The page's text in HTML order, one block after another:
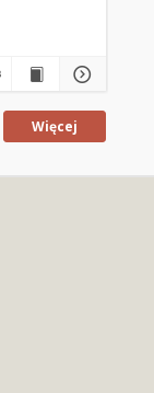
Więcej